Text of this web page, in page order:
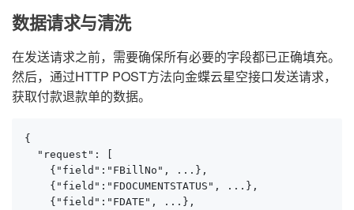
数据请求与清洗
在发送请求之前，需要确保所有必要的字段都已正确填充。
然后，通过HTTP POST方法向金蝶云星空接口发送请求，
获取付款退款单的数据。
{
  "request": [
    {"field":"FBillNo", ...},
    {"field":"FDOCUMENTSTATUS", ...},
    {"field":"FDATE", ...},